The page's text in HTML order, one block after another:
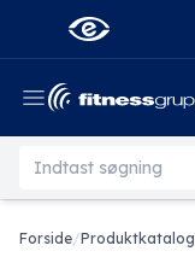
Forside/Produktkatalog